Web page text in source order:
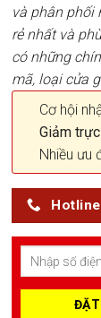
và phân phối
rẻ nhất và
có những
mã, loại cửa
Cơ hội
Giảm
Nhiều ưu